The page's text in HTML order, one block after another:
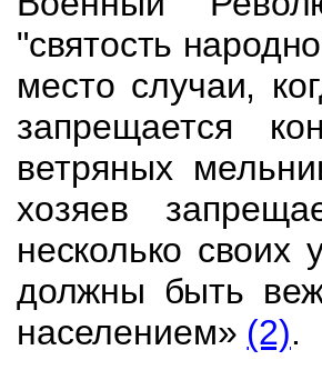
"святость
место случаи,
запрещается
ветряных
хозяев
несколько своих
должны быть
населением» (2).